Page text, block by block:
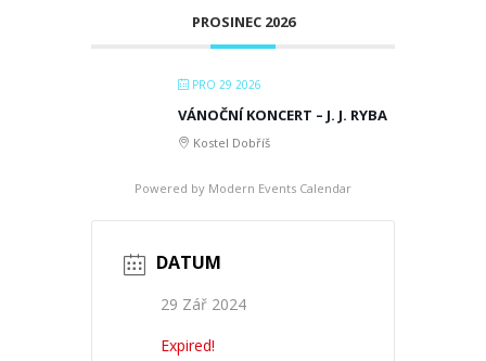
PROSINEC 2026
PRO 29 2026
VÁNOČNÍ KONCERT – J. J. RYBA
Kostel Dobříš
Powered by Modern Events Calendar
DATUM
29 Zář 2024
Expired!